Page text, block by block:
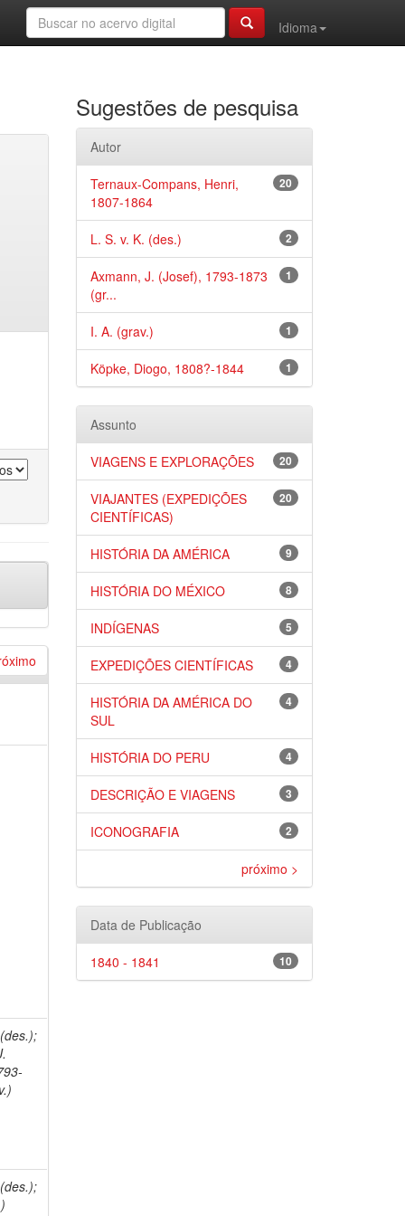
Idioma
Sugestões de pesquisa
Autor
20
Ternaux-Compans, Henri,
1807-1864
2
L. S. v. K. (des.)
1
Axmann, J. (Josef), 1793-1873
(gr...
1
I. A. (grav.)
1
Köpke, Diogo, 1808?-1844
Assunto
20
VIAGENS E EXPLORAÇÕES
20
VIAJANTES (EXPEDIÇÕES
CIENTÍFICAS)
9
HISTÓRIA DA AMÉRICA
8
HISTÓRIA DO MÉXICO
5
INDÍGENAS
4
EXPEDIÇÕES CIENTÍFICAS
4
HISTÓRIA DA AMÉRICA DO
SUL
4
HISTÓRIA DO PERU
3
DESCRIÇÃO E VIAGENS
2
ICONOGRAFIA
próximo >
Data de Publicação
10
1840 - 1841